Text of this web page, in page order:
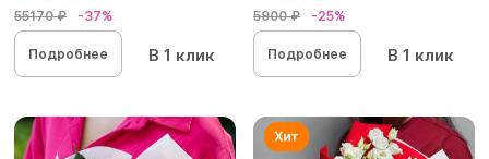
55170 ₽ -37%
Подробнее В 1 клик
5900 ₽ -25%
Подробнее В 1 клик